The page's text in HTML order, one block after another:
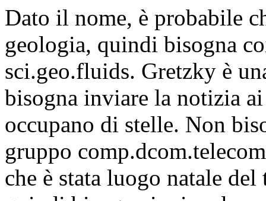
Dato il nome, è probabile
geologia, quindi bisogna
sci.geo.fluids. Gretzky è
bisogna inviare la notizia
occupano di stelle. Non
gruppo
che è stata luogo natale